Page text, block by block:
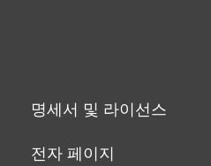
명세서 및 라이선스
전자 페이지